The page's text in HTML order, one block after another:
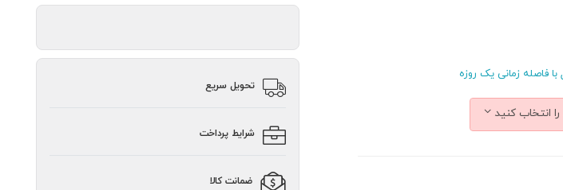
با فاصله زمانی یک روزه
انتخاب کنید
تحویل سریع
شرایط پرداخت
ضمانت کالا